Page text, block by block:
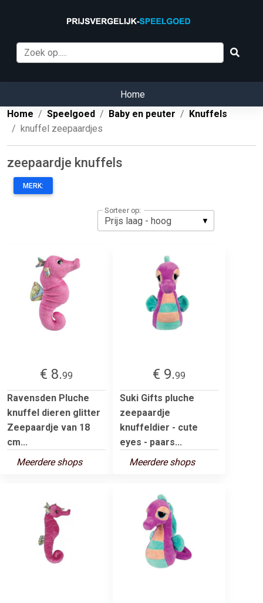
Home
Home
Speelgoed Baby en peuter
Knuffels
knuffel zeepaardjes
zeepaardje knuffels
MERK:
Sorteer op:
€ 8.99
Ravensden Pluche
knuffel dieren glitter
Zeepaardje van 18
cm...
Meerdere shops
€ 9.99
Suki Gifts pluche
zeepaardje
knuffeldier - cute
eyes - paars...
Meerdere shops